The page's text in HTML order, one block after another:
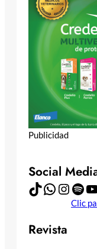
Publicidad
Social
TikTok WhatsApp Instagram Spotify YouTube
Clic
Revista